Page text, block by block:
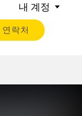
내 계정
연락처